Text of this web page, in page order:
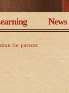
News
for parents